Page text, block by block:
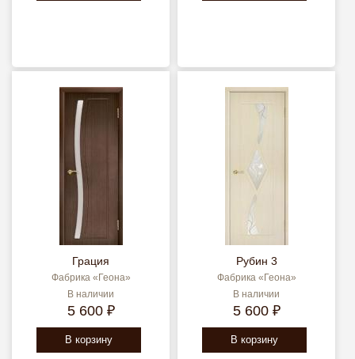
Грация
Фабрика «Геона»
В наличии
5 600 ₽
В корзину
Рубин 3
Фабрика «Геона»
В наличии
5 600 ₽
В корзину